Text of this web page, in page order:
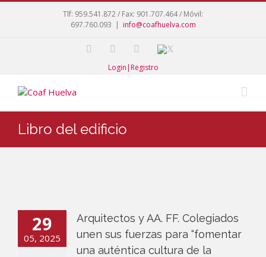
Tlf: 959.541.872 / Fax: 901.707.464 / Móvil:
697.760.093 | info@coafhuelva.com
Login|Registro
Libro del edificio
29
05, 2025
Arquitectos y AA. FF. Colegiados
unen sus fuerzas para “fomentar
una auténtica cultura de la